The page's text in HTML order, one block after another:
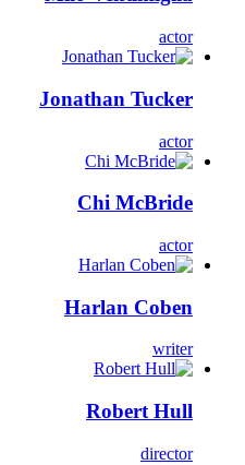
actor
Jonathan Tucker
actor
Chi McBride
actor
Harlan Coben
writer
Robert Hull
director